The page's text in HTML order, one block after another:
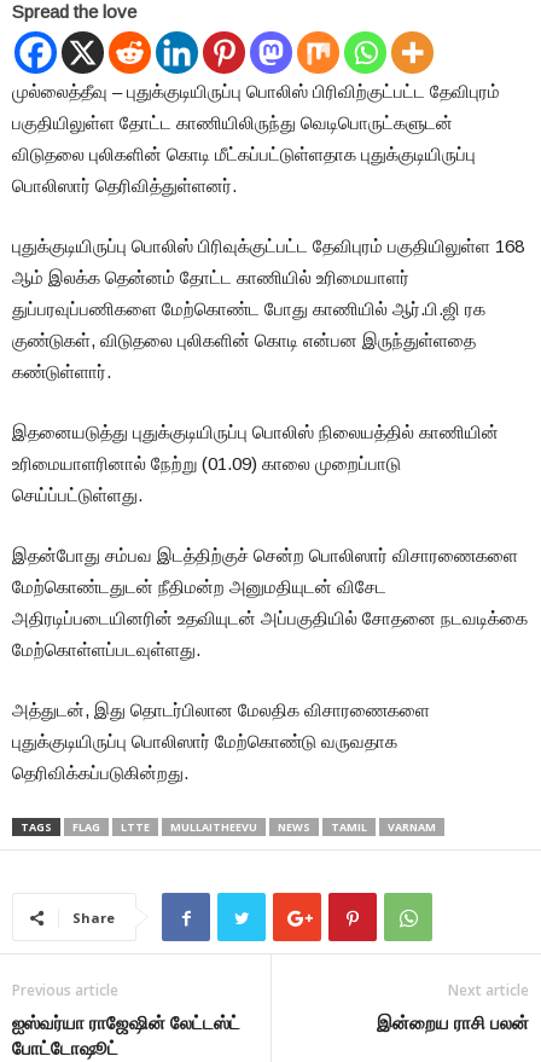
Spread the love
முல்லைத்தீவு – புதுக்குடியிருப்பு பொலிஸ் பிரிவிற்குட்பட்ட தேவிபுரம்
பகுதியிலுள்ள தோட்ட காணியிலிருந்து வெடிபொருட்களுடன்
விடுதலை புலிகளின் கொடி மீட்கப்பட்டுள்ளதாக புதுக்குடியிருப்பு
பொலிஸார் தெரிவித்துள்ளனர்.
புதுக்குடியிருப்பு பொலிஸ் பிரிவுக்குட்பட்ட தேவிபுரம் பகுதியிலுள்ள 168
ஆம் இலக்க தென்னம் தோட்ட காணியில் உரிமையாளர்
துப்பரவுப்பணிகளை மேற்கொண்ட போது காணியில் ஆர்.பி.ஜி ரக
குண்டுகள், விடுதலை புலிகளின் கொடி என்பன இருந்துள்ளதை
கண்டுள்ளார்.
இதனையடுத்து புதுக்குடியிருப்பு பொலிஸ் நிலையத்தில் காணியின்
உரிமையாளரினால் நேற்று (01.09) காலை முறைப்பாடு
செய்ப்பட்டுள்ளது.
இதன்போது சம்பவ இடத்திற்குச் சென்ற பொலிஸார் விசாரணைகளை
மேற்கொண்டதுடன் நீதிமன்ற அனுமதியுடன் விசேட
அதிரடிப்படையினரின் உதவியுடன் அப்பகுதியில் சோதனை நடவடிக்கை
மேற்கொள்ளப்படவுள்ளது.
அத்துடன், இது தொடர்பிலான மேலதிக விசாரணைகளை
புதுக்குடியிருப்பு பொலிஸார் மேற்கொண்டு வருவதாக
தெரிவிக்கப்படுகின்றது.
TAGS FLAG LTTE MULLAITHEEVU NEWS TAMIL VARNAM
Share
Previous article
ஐஸ்வர்யா ராஜேஷின் லேட்டஸ்ட்
போட்டோஷூட்
Next article
இன்றைய ராசி பலன்